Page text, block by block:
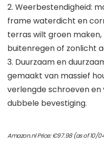
2. Weerbestendigheid:
frame waterdicht en
terras wilt groen
buitenregen of zonlicht
3. Duurzaam en
gemaakt van massief
verlengde schroeven
dubbele bevestiging.
Amazon.nl Price:€97.98(as of 10/